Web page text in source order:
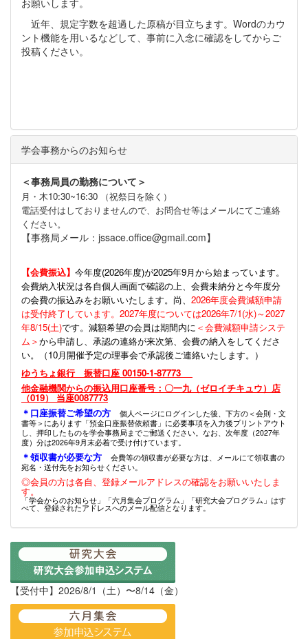
お願いします。
近年、規定字数を超過した原稿が目立ちます。Wordのカウ
ント機能を用いるなどして、事前に入念に確認をしてからご
投稿ください。
学会事務からのお知らせ
＜事務局員の勤務について＞
月・木10:30~16:30 （祝祭日を除く）
電話受付はしておりませんので、お問合せ等はメールにてご連絡
ください。
【事務局メール：jssace.office@gmail.com】
【会費振込】 今年度(2026年度)が2025年9月から始まっています。
会費納入状況は各自個人画面で確認の上、会費未納分と今年度分
の会費の振込みをお願いいたします。尚、 2026年度会費減額申請
は受付終了しています。2027年度については2026年7/1(水)～2027
年8/15(土)です。減額希望の会員は期間内に ＜会費減額申請システ
ム＞から申請し、承認の連絡が来次第、会費の納入をしてくださ
い。（10月開催予定の理事会で承認後ご連絡いたします。）
ゆうちょ銀行 振替口座 00150-1-87773
他金融機関からの振込用口座番号：〇一九（ゼロイチキュウ）店
（019） 当座0087773
＊口座振替ご希望の方
個人ページにログインした後、下方の＜会則・文
書等＞にあります「預金口座振替依頼書」に必要事項を入力後プリントアウト
し、押印したものを学会事務局までご郵送ください。なお、次年度（2027年
度）分は2026年9月末必着で受け付けています。
＊領収書が必要な方
会費等の領収書が必要な方は、メールにて領収書の
宛名・送付先をお知らせください。
◎会員の方は各自、登録メールアドレスの確認をお願いいたしま
す。
「学会からのお知らせ」「六月集会プログラム」「研究大会プログラム」はす
べて、登録されたアドレスへのメール配信となります。
【受付中】2026/8/1（土）〜8/14（金）